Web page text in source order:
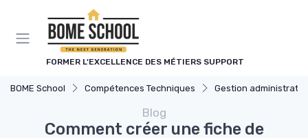
FORMER L’EXCELLENCE DES MÉTIERS SUPPORT
BOME School Compétences Techniques Gestion
Blog
Comment créer une fiche de
Panneau de gestion des cookies